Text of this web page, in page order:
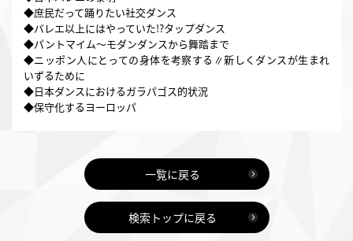
◆庶民だって踊りたい社交ダンス
◆バレエ以上にはやっていた!?タップダンス
◆パントマイム～モダンダンスから舞踏まで
◆ニッポン人にとっての身体を考察する∥新しくダンスが生まれ
いずるために
◆日本ダンスにおけるガラパゴス的状況
◆保守化するヨーロッパ
一覧に戻る
検索トップに戻る